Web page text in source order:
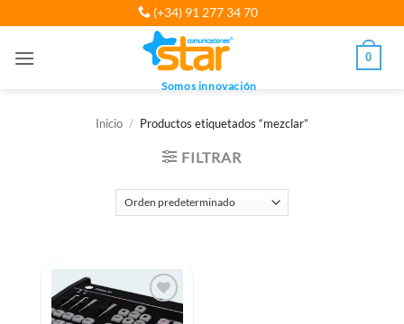
al
(+34) 91 277 34 70
Somos innovación
0
Inicio / Productos etiquetados “mezclar”
FILTRAR